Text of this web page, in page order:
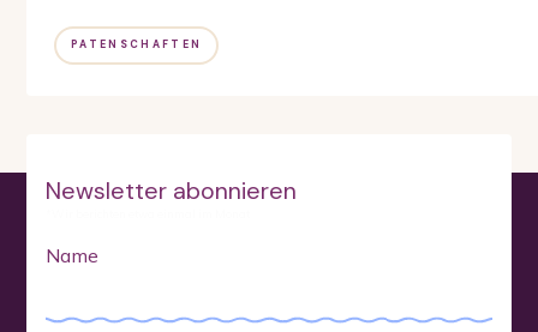
PATENSCHAFTEN
Newsletter abonnieren
Name